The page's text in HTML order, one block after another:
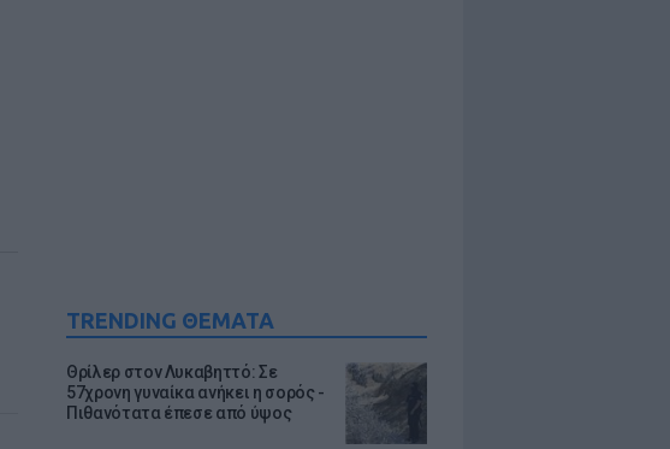
TRENDING ΘΕΜΑΤΑ
Θρίλερ στον Λυκαβηττό: Σε
57χρονη γυναίκα ανήκει η σορός -
Πιθανότατα έπεσε από ύψος